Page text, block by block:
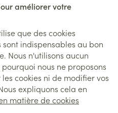
améliorer votre
que des cookies
sont indispensables au bon
Nous n'utilisons aucun
nous ne proposons
cookies ni de modifier vos
expliquons cela en
matière de cookies